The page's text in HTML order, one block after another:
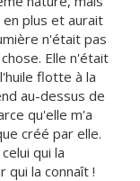
plus et aurait
n'était pas
Elle n'était
flotte à la
au-dessus de
qu'elle m'a
créé par elle.
qui la
qui la connaît !